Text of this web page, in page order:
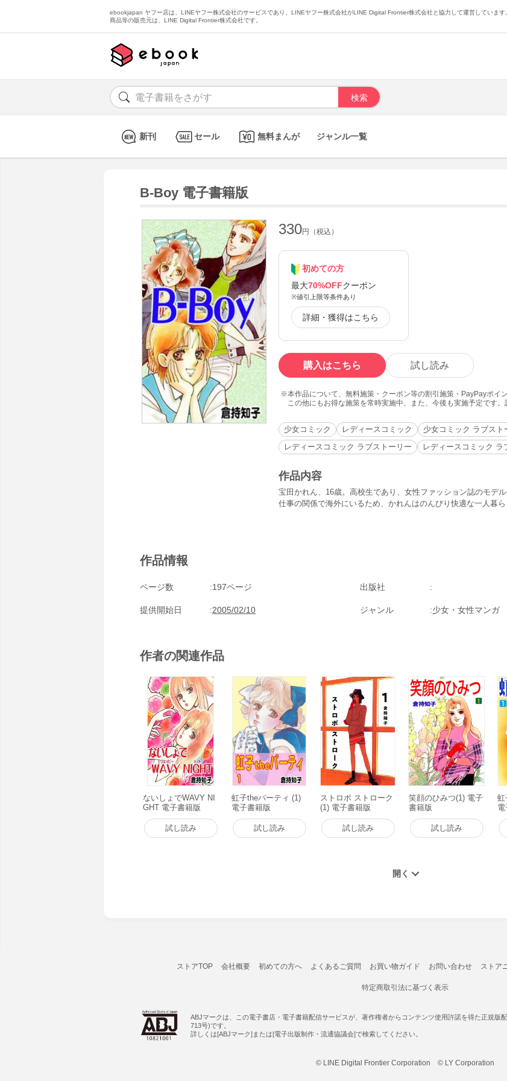
ebookjapan ヤフー店は、LINEヤフー株式会社のサービスであり、LINEヤフー株式会社がLINE Digital Frontier株式会社と協力して運営しています
商品等の販売元は、LINE Digital Frontier株式会社です。
新刊 セール 無料まんが ジャンル一覧
B-Boy 電子書籍版
330円（税込）
初めての方
最大70%OFFクーポン
※値引上限等条件あり
詳細・獲得はこちら
購入はこちら 試し読み
本作品について、無料施策・クーポン等の割引施策・PayPayポイ
この他にもお得な施策を常時実施中、また、今後も実施予定です。
少女コミック レディースコミック 少女コミック ラブスト
レディースコミック ラブストーリー
レディースコミック ラ
作品内容
宝田かれん、16歳。高校生であり、女性ファッション誌のモデ
仕事の関係で海外にいるため、かれんはのんびり快適な一人暮
作品情報
ページ数 197ページ 出版社
提供開始日 2005/02/10 ジャンル 少女・女性マンガ
作者の関連作品
ないしょでWAVY NI
GHT 電子書籍版
試し読み
虹子theパーティ (1)
電子書籍版
試し読み
ストロボ ストローク
(1) 電子書籍版
試し読み
笑顔のひみつ(1) 電子
書籍版
試し読み
虹
電
ストアTOP 会社概要 初めての方へ よくあるご質問 お買い物ガイド お問い合わせ ストア
特定商取引法に基づく表示
ABJマークは、この電子書店・電子書籍配信サービスが、著作権者からコンテンツ使用許諾を得た正規版
713号)です。
詳しくは[ABJマーク]または[電子出版制作・流通協議会]で検索してください。
© LINE Digital Frontier Corporation © LY Corporation